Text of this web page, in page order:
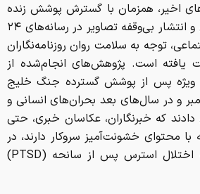
اخیر، همزمان با گسترش پوشش زنده
جنگ‌ها، فجایع انسانی و انتشار بی‌وقفه تصاویر در رسانه‌های ۲۴
توجه به سلامت روان روزنامه‌نگاران
یافته است. پژوهش‌های انجام‌شده از
بعد ـ به ویژه پس از پوشش گسترده جنگ خلیج
۱۱ سپتامبر و در سال‌های بعد بحران‌های انسانی و
دادند که خبرنگاران، عکاسان خبری، حتی
با محتوای خشونت‌آمیز سروکار دارند، در
معرض علائمی مشابه اختلال استرس پس از سانحه (PTSD)